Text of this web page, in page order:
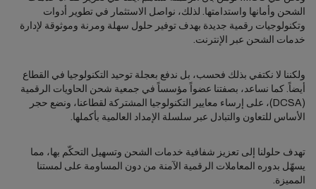
الشحن وأمانها واستدامتها. لذلك، نواصل الاستثمار في تطوير أدوات
وتكنولوجيات رقمية جديدة بهدف توفير حلول سهلة ومرنة وموثوقة لإدارة
خدمات الشحن عبر الإنترنت.
ولكننا لا نكتفي بذلك فحسب، بل ندفع بعجلة توحيد التكنولوجيا في القطاع
أيضاً. كما نساعد، بصفتنا عضواً مؤسساً في جمعية شحن الحاويات الرقمية
(DCSA)، على إرساء معايير التكنولوجيا المشتركة لقطاعنا، ونضع حجر
الأساس للتعاون والتبادل عبر سلسلة الإمداد العالمية بأكملها.
تهدف حلولنا إلى تعزيز شفافية خدمات الشحن وتسهيل التحكّم بها، مما
يسهّل بدوره المعاملات الرقمية الآمنة من دون المساومة على لمستنا
المميزة.